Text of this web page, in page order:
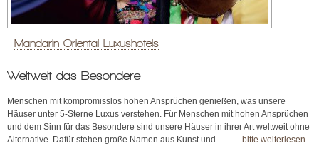
Mandarin Oriental Luxushotels
Weltweit das Besondere
Menschen mit kompromisslos hohen Ansprüchen genießen, was unsere
Häuser unter 5-Sterne Luxus verstehen. Für Menschen mit hohen Ansprüchen
und dem Sinn für das Besondere sind unsere Häuser in ihrer Art weltweit ohne
Alternative. Dafür stehen große Namen aus Kunst und ...
bitte weiterlesen...